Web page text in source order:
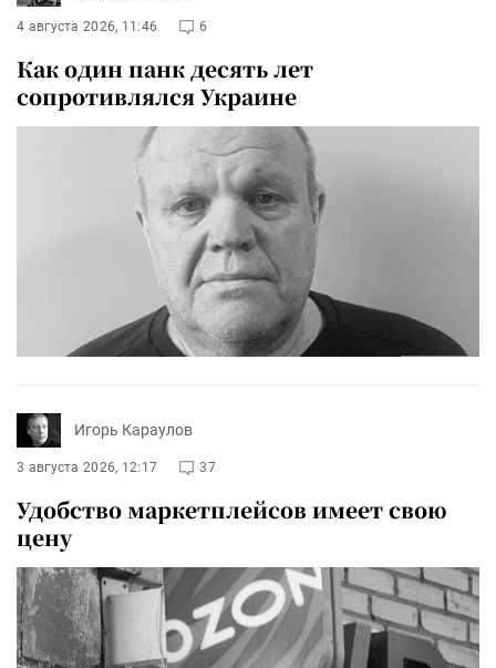
4 августа 2026, 11:46 6
Как один панк десять лет
сопротивлялся Украине
Игорь Караулов
3 августа 2026, 12:17 37
Удобство маркетплейсов имеет свою
цену